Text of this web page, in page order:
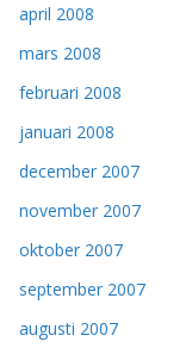
april 2008
mars 2008
februari 2008
januari 2008
december 2007
november 2007
oktober 2007
september 2007
augusti 2007